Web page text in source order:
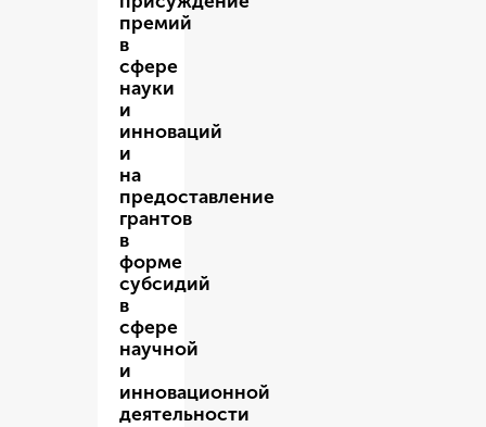
премий
в
сфере
науки
и
инноваций
и
на
предоставление
грантов
в
форме
субсидий
в
сфере
научной
и
инновационной
деятельности